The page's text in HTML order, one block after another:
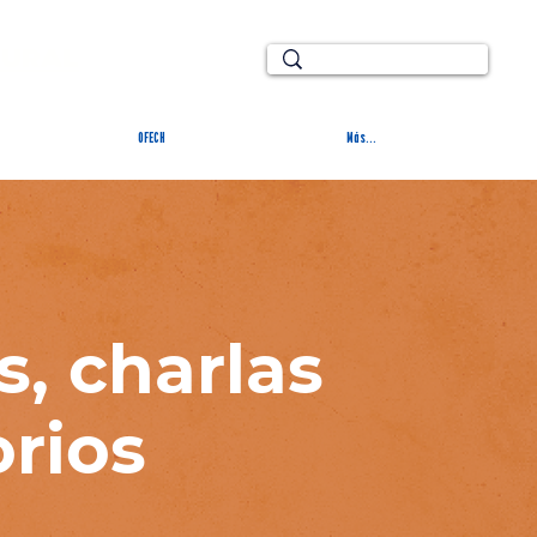
OFECH Más...
charlas